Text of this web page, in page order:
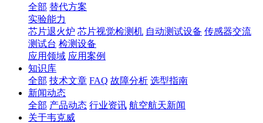
全部 替代方案
实验能力
芯片退火炉 芯片视觉检测机 自动测试设备 传感器交流
测试台 检测设备
应用领域 应用案例
知识库
全部 技术文章 FAQ 故障分析 选型指南
新闻动态
全部 产品动态 行业资讯 航空航天新闻
关于韦克威